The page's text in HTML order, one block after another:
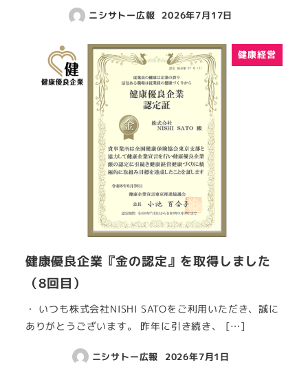
ニシサトー広報 2026年7月17日
健康経営
健康優良企業『金の認定』を取得しました
（8回目）
・ いつも株式会社NISHI SATOをご利用いただき、誠に
ありがとうございます。 昨年に引き続き、 […]
ニシサトー広報 2026年7月1日